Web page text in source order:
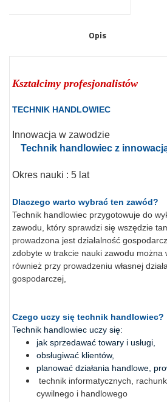
Opis
Kształcimy profesjonalistów
TECHNIK HANDLOWIEC
Innowacja w zawodzie
Technik handlowiec z
Okres nauki : 5 lat
Dlaczego warto wybrać ten zawód?
Technik handlowiec przygotowuje do
zawodu, który sprawdzi się wszędzie
prowadzona jest działalność
zdobyte w trakcie nauki zawodu można
również przy prowadzeniu własnej
gospodarczej,
Czego uczy się technik handlowiec?
Technik handlowiec uczy się:
jak sprzedawać towary i usługi,
obsługiwać klientów,
planować działania handlowe,
technik informatycznych,
cywilnego i handlowego